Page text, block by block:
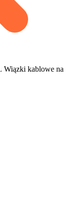
Wiązki kablowe na